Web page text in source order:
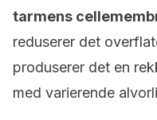
tarmens
reduserer det
produserer det en
med varierende